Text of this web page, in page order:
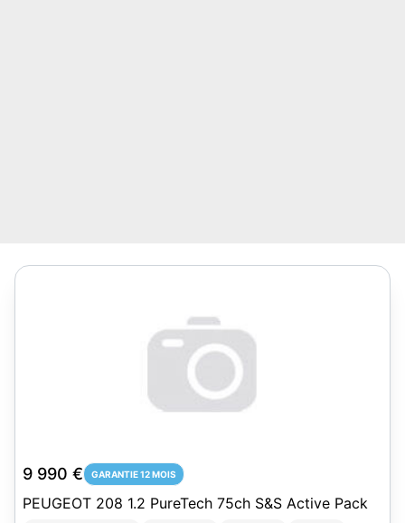
9 990 € GARANTIE 12 MOIS
PEUGEOT 208 1.2 PureTech 75ch S&S Active Pack